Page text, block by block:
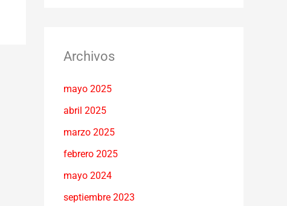
Archivos
mayo 2025
abril 2025
marzo 2025
febrero 2025
mayo 2024
septiembre 2023